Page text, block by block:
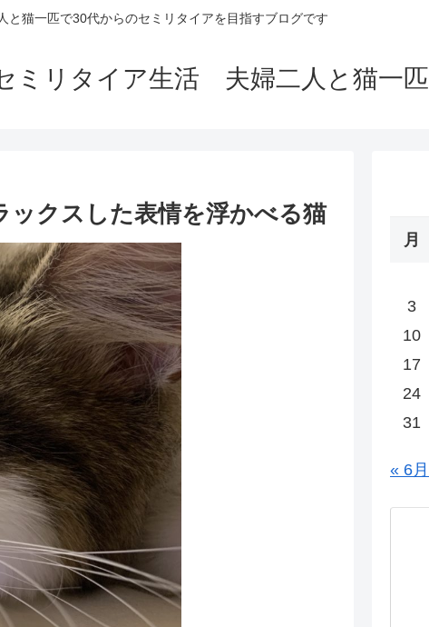
と猫一匹で30代からのセミリタイアを目指すブログです
ミリタイア生活 夫婦二人と猫一匹
ックスした表情を浮かべる猫
月
3
10
17
24
31
« 6月